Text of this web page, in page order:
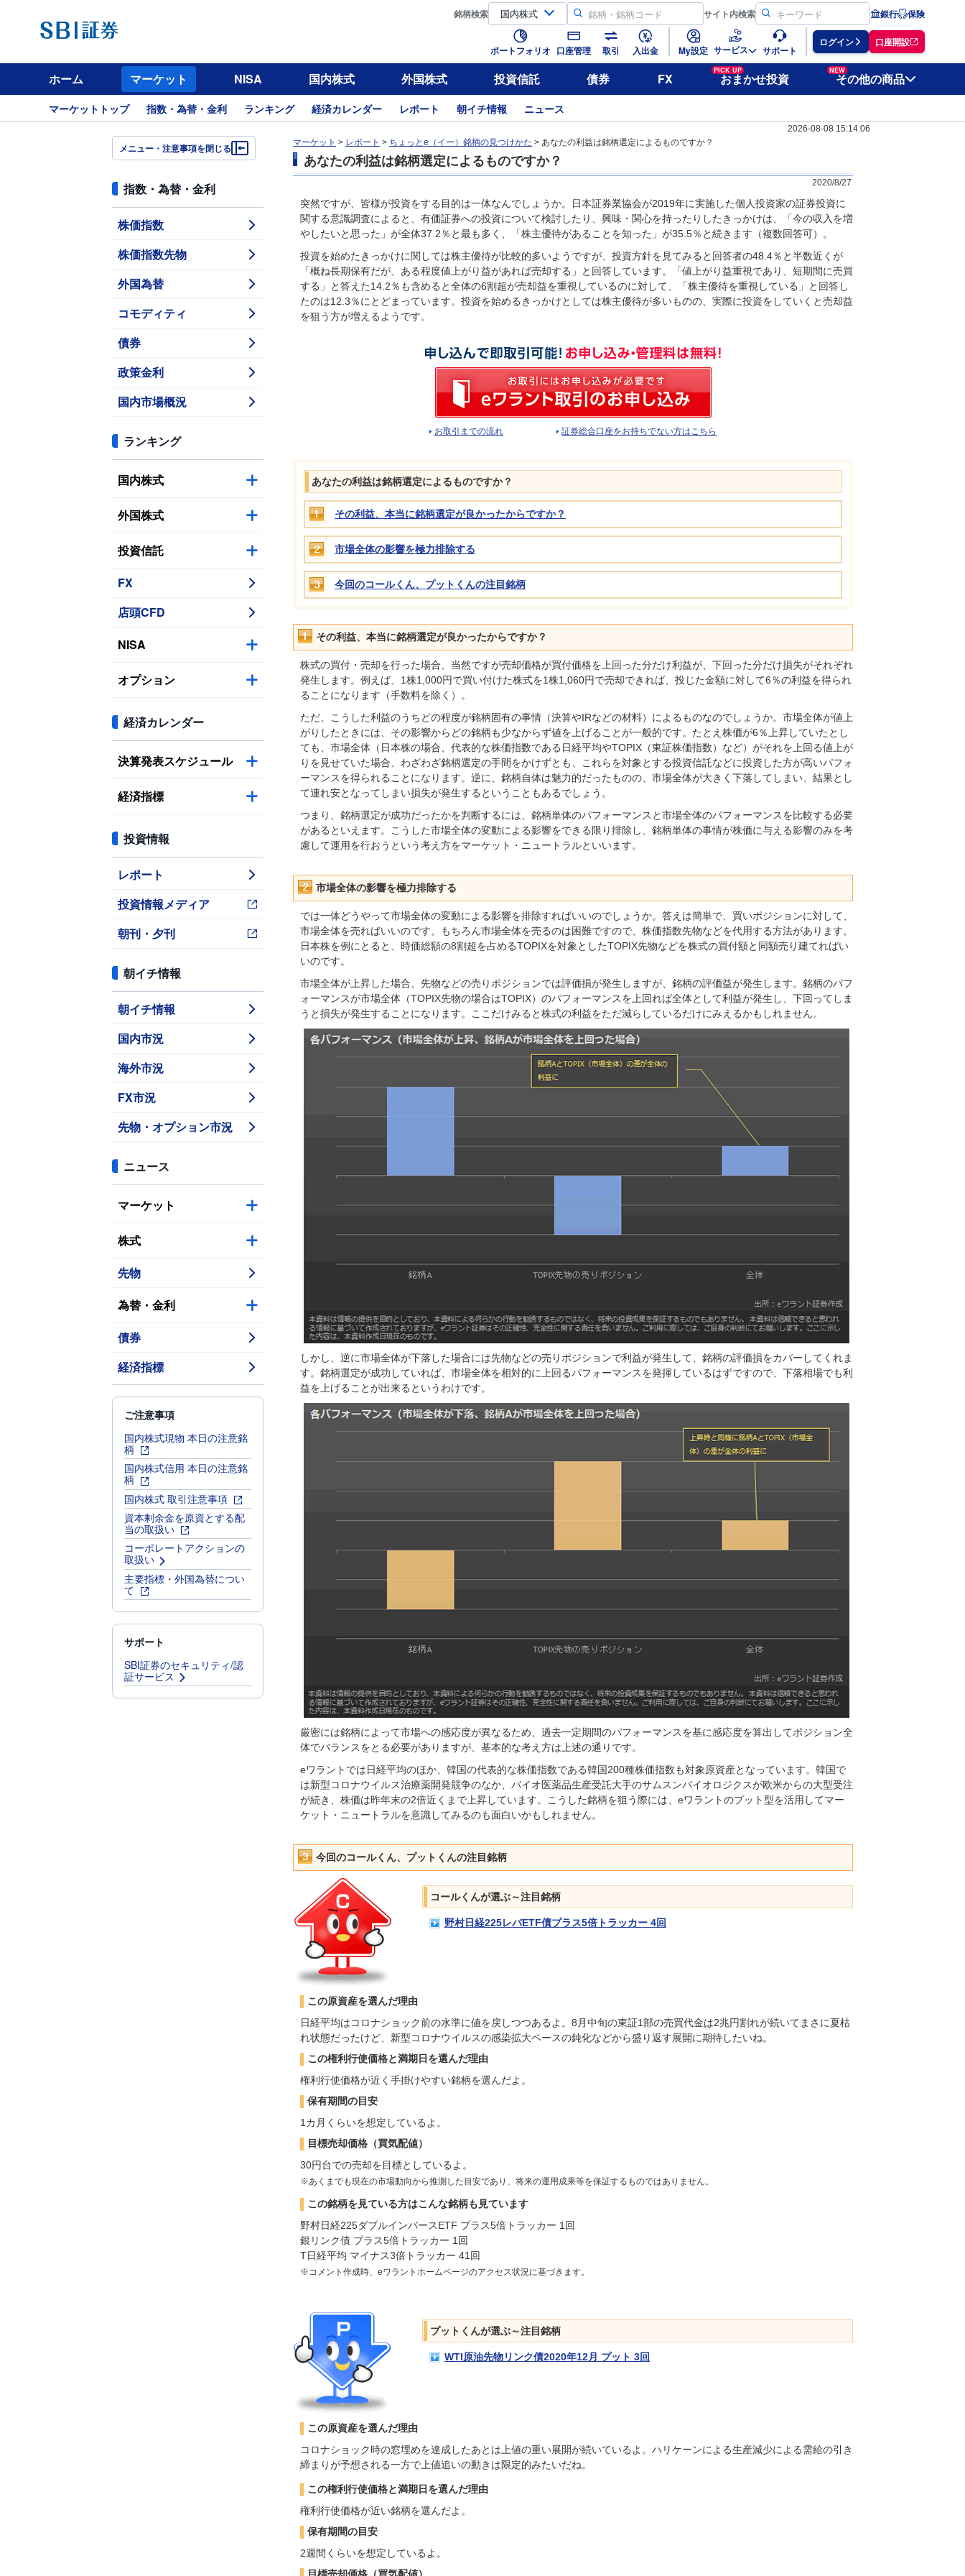
銘柄検索 サイト内検索 銀行 保険
ポートフォリオ 口座管理 取引 入出金 My設定 サービス サポート
ログイン 口座開設
ホーム マーケット NISA 国内株式 外国株式 投資信託 債券 FX
PICK UP
おまかせ投資
NEW
その他の商品
マーケットトップ 指数・為替・金利 ランキング 経済カレンダー レポート 朝イチ情報 ニュース
2026-08-08 15:14:06
メニュー・注意事項を閉じる
指数・為替・金利
株価指数
株価指数先物
外国為替
コモディティ
債券
政策金利
国内市場概況
ランキング
国内株式
外国株式
投資信託
FX
店頭CFD
NISA
オプション
経済カレンダー
決算発表スケジュール
経済指標
投資情報
レポート
投資情報メディア
朝刊・夕刊
朝イチ情報
朝イチ情報
国内市況
海外市況
FX市況
先物・オプション市況
ニュース
マーケット
株式
先物
為替・金利
債券
経済指標
ご注意事項
国内株式現物 本日の注意銘
柄
国内株式信用 本日の注意銘
柄
国内株式 取引注意事項
資本剰余金を原資とする配
当の取扱い
コーポレートアクションの
取扱い
主要指標・外国為替につい
て
サポート
SBI証券のセキュリティ/認
証サービス
マーケット > レポート > ちょっとe（イー）銘柄の見つけかた > あなたの利益は銘柄選定によるものですか？
あなたの利益は銘柄選定によるものですか？
2020/8/27
突然ですが、皆様が投資をする目的は一体なんでしょうか。日本証券業協会が2019年に実施した個人投資家の証券投資に
関する意識調査によると、有価証券への投資について検討したり、興味・関心を持ったりしたきっかけは、「今の収入を増
やしたいと思った」が全体37.2％と最も多く、「株主優待があることを知った」が35.5％と続きます（複数回答可）。
投資を始めたきっかけに関しては株主優待が比較的多いようですが、投資方針を見てみると回答者の48.4％と半数近くが
「概ね長期保有だが、ある程度値上がり益があれば売却する」と回答しています。「値上がり益重視であり、短期間に売買
する」と答えた14.2％も含めると全体の6割超が売却益を重視しているのに対して、「株主優待を重視している」と回答し
たのは12.3％にとどまっています。投資を始めるきっかけとしては株主優待が多いものの、実際に投資をしていくと売却益
を狙う方が増えるようです。
お取引までの流れ 証券総合口座をお持ちでない方はこちら
あなたの利益は銘柄選定によるものですか？
その利益、本当に銘柄選定が良かったからですか？
市場全体の影響を極力排除する
今回のコールくん、プットくんの注目銘柄
その利益、本当に銘柄選定が良かったからですか？
株式の買付・売却を行った場合、当然ですが売却価格が買付価格を上回った分だけ利益が、下回った分だけ損失がそれぞれ
発生します。例えば、1株1,000円で買い付けた株式を1株1,060円で売却できれば、投じた金額に対して6％の利益を得られ
ることになります（手数料を除く）。
ただ、こうした利益のうちどの程度が銘柄固有の事情（決算やIRなどの材料）によるものなのでしょうか。市場全体が値上
がりしたときには、その影響からどの銘柄も少なからず値を上げることが一般的です。たとえ株価が6％上昇していたとし
ても、市場全体（日本株の場合、代表的な株価指数である日経平均やTOPIX（東証株価指数）など）がそれを上回る値上が
りを見せていた場合、わざわざ銘柄選定の手間をかけずとも、これらを対象とする投資信託などに投資した方が高いパフォ
ーマンスを得られることになります。逆に、銘柄自体は魅力的だったものの、市場全体が大きく下落してしまい、結果とし
て連れ安となってしまい損失が発生するということもあるでしょう。
つまり、銘柄選定が成功だったかを判断するには、銘柄単体のパフォーマンスと市場全体のパフォーマンスを比較する必要
があるといえます。こうした市場全体の変動による影響をできる限り排除し、銘柄単体の事情が株価に与える影響のみを考
慮して運用を行おうという考え方をマーケット・ニュートラルといいます。
市場全体の影響を極力排除する
では一体どうやって市場全体の変動による影響を排除すればいいのでしょうか。答えは簡単で、買いポジションに対して、
市場全体を売ればいいのです。もちろん市場全体を売るのは困難ですので、株価指数先物などを代用する方法があります。
日本株を例にとると、時価総額の8割超を占めるTOPIXを対象としたTOPIX先物などを株式の買付額と同額売り建てればい
いのです。
市場全体が上昇した場合、先物などの売りポジションでは評価損が発生しますが、銘柄の評価益が発生します。銘柄のパフ
ォーマンスが市場全体（TOPIX先物の場合はTOPIX）のパフォーマンスを上回れば全体として利益が発生し、下回ってしま
うと損失が発生することになります。ここだけみると株式の利益をただ減らしているだけにみえるかもしれません。
しかし、逆に市場全体が下落した場合には先物などの売りポジションで利益が発生して、銘柄の評価損をカバーしてくれま
す。銘柄選定が成功していれば、市場全体を相対的に上回るパフォーマンスを発揮しているはずですので、下落相場でも利
益を上げることが出来るというわけです。
厳密には銘柄によって市場への感応度が異なるため、過去一定期間のパフォーマンスを基に感応度を算出してポジション全
体でバランスをとる必要がありますが、基本的な考え方は上述の通りです。
eワラントでは日経平均のほか、韓国の代表的な株価指数である韓国200種株価指数も対象原資産となっています。韓国で
は新型コロナウイルス治療薬開発競争のなか、バイオ医薬品生産受託大手のサムスンバイオロジクスが欧米からの大型受注
が続き、株価は昨年末の2倍近くまで上昇しています。こうした銘柄を狙う際には、eワラントのプット型を活用してマー
ケット・ニュートラルを意識してみるのも面白いかもしれません。
今回のコールくん、プットくんの注目銘柄
コールくんが選ぶ～注目銘柄
野村日経225レバETF債プラス5倍トラッカー 4回
この原資産を選んだ理由
日経平均はコロナショック前の水準に値を戻しつつあるよ。8月中旬の東証1部の売買代金は2兆円割れが続いてまさに夏枯
れ状態だったけど、新型コロナウイルスの感染拡大ペースの鈍化などから盛り返す展開に期待したいね。
この権利行使価格と満期日を選んだ理由
権利行使価格が近く手掛けやすい銘柄を選んだよ。
保有期間の目安
1カ月くらいを想定しているよ。
目標売却価格（買気配値）
30円台での売却を目標としているよ。
※あくまでも現在の市場動向から推測した目安であり、将来の運用成果等を保証するものではありません。
この銘柄を見ている方はこんな銘柄も見ています
野村日経225ダブルインバースETF プラス5倍トラッカー 1回
銀リンク債 プラス5倍トラッカー 1回
T日経平均 マイナス3倍トラッカー 41回
※コメント作成時、eワラントホームページのアクセス状況に基づきます。
プットくんが選ぶ～注目銘柄
WTI原油先物リンク債2020年12月 プット 3回
この原資産を選んだ理由
コロナショック時の窓埋めを達成したあとは上値の重い展開が続いているよ。ハリケーンによる生産減少による需給の引き
締まりが予想される一方で上値追いの動きは限定的みたいだね。
この権利行使価格と満期日を選んだ理由
権利行使価格が近い銘柄を選んだよ。
保有期間の目安
2週間くらいを想定しているよ。